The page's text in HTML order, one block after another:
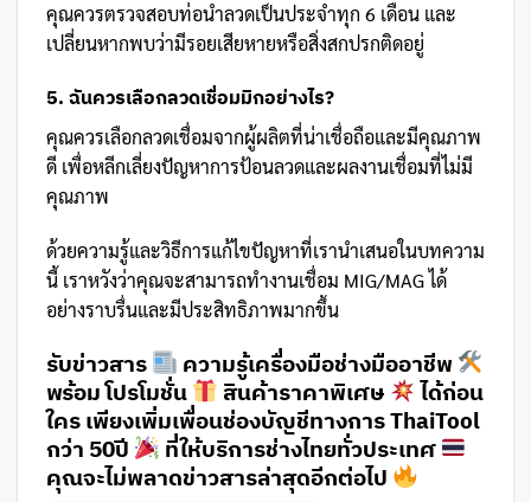
คุณควรตรวจสอบท่อนำลวดเป็นประจำทุก 6 เดือน และ
เปลี่ยนหากพบว่ามีรอยเสียหายหรือสิ่งสกปรกติดอยู่
5. ฉันควรเลือกลวดเชื่อมมิกอย่างไร?
คุณควรเลือกลวดเชื่อมจากผู้ผลิตที่น่าเชื่อถือและมีคุณภาพ
ดี เพื่อหลีกเลี่ยงปัญหาการป้อนลวดและผลงานเชื่อมที่ไม่มี
คุณภาพ
ด้วยความรู้และวิธีการแก้ไขปัญหาที่เรานำเสนอในบทความ
นี้ เราหวังว่าคุณจะสามารถทำงานเชื่อม MIG/MAG ได้
อย่างราบรื่นและมีประสิทธิภาพมากขึ้น
รับข่าวสาร
ความรู้เครื่องมือช่างมืออาชีพ
พร้อม โปรโมชั่น
สินค้าราคาพิเศษ
ได้ก่อน
ใคร เพียงเพิ่มเพื่อนช่องบัญชีทางการ ThaiTool
กว่า 50ปี
ที่ให้บริการช่างไทยทั่วประเทศ
คุณจะไม่พลาดข่าวสารล่าสุดอีกต่อไป